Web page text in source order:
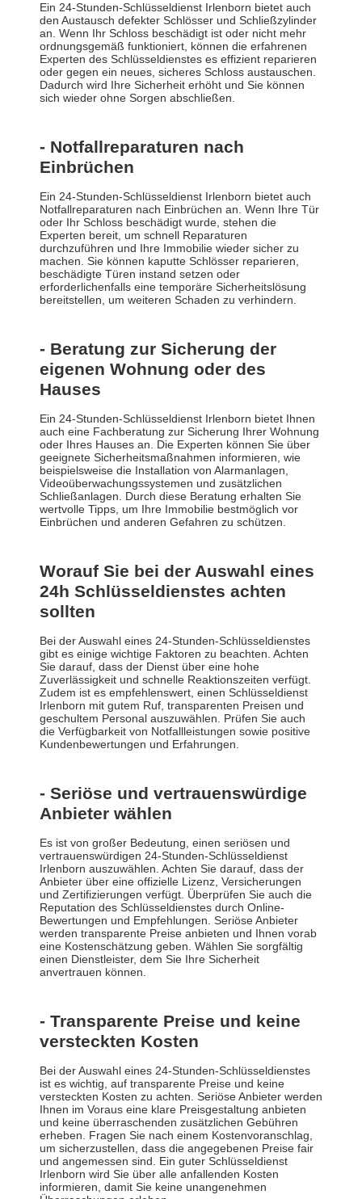
Ein 24-Stunden-Schlüsseldienst Irlenborn bietet auch
den Austausch defekter Schlösser und Schließzylinder
an. Wenn Ihr Schloss beschädigt ist oder nicht mehr
ordnungsgemäß funktioniert, können die erfahrenen
Experten des Schlüsseldienstes es effizient reparieren
oder gegen ein neues, sicheres Schloss austauschen.
Dadurch wird Ihre Sicherheit erhöht und Sie können
sich wieder ohne Sorgen abschließen.
- Notfallreparaturen nach
Einbrüchen
Ein 24-Stunden-Schlüsseldienst Irlenborn bietet auch
Notfallreparaturen nach Einbrüchen an. Wenn Ihre Tür
oder Ihr Schloss beschädigt wurde, stehen die
Experten bereit, um schnell Reparaturen
durchzuführen und Ihre Immobilie wieder sicher zu
machen. Sie können kaputte Schlösser reparieren,
beschädigte Türen instand setzen oder
erforderlichenfalls eine temporäre Sicherheitslösung
bereitstellen, um weiteren Schaden zu verhindern.
- Beratung zur Sicherung der
eigenen Wohnung oder des
Hauses
Ein 24-Stunden-Schlüsseldienst Irlenborn bietet Ihnen
auch eine Fachberatung zur Sicherung Ihrer Wohnung
oder Ihres Hauses an. Die Experten können Sie über
geeignete Sicherheitsmaßnahmen informieren, wie
beispielsweise die Installation von Alarmanlagen,
Videoüberwachungssystemen und zusätzlichen
Schließanlagen. Durch diese Beratung erhalten Sie
wertvolle Tipps, um Ihre Immobilie bestmöglich vor
Einbrüchen und anderen Gefahren zu schützen.
Worauf Sie bei der Auswahl eines
24h Schlüsseldienstes achten
sollten
Bei der Auswahl eines 24-Stunden-Schlüsseldienstes
gibt es einige wichtige Faktoren zu beachten. Achten
Sie darauf, dass der Dienst über eine hohe
Zuverlässigkeit und schnelle Reaktionszeiten verfügt.
Zudem ist es empfehlenswert, einen Schlüsseldienst
Irlenborn mit gutem Ruf, transparenten Preisen und
geschultem Personal auszuwählen. Prüfen Sie auch
die Verfügbarkeit von Notfallleistungen sowie positive
Kundenbewertungen und Erfahrungen.
- Seriöse und vertrauenswürdige
Anbieter wählen
Es ist von großer Bedeutung, einen seriösen und
vertrauenswürdigen 24-Stunden-Schlüsseldienst
Irlenborn auszuwählen. Achten Sie darauf, dass der
Anbieter über eine offizielle Lizenz, Versicherungen
und Zertifizierungen verfügt. Überprüfen Sie auch die
Reputation des Schlüsseldienstes durch Online-
Bewertungen und Empfehlungen. Seriöse Anbieter
werden transparente Preise anbieten und Ihnen vorab
eine Kostenschätzung geben. Wählen Sie sorgfältig
einen Dienstleister, dem Sie Ihre Sicherheit
anvertrauen können.
- Transparente Preise und keine
versteckten Kosten
Bei der Auswahl eines 24-Stunden-Schlüsseldienstes
ist es wichtig, auf transparente Preise und keine
versteckten Kosten zu achten. Seriöse Anbieter werden
Ihnen im Voraus eine klare Preisgestaltung anbieten
und keine überraschenden zusätzlichen Gebühren
erheben. Fragen Sie nach einem Kostenvoranschlag,
um sicherzustellen, dass die angegebenen Preise fair
und angemessen sind. Ein guter Schlüsseldienst
Irlenborn wird Sie über alle anfallenden Kosten
informieren, damit Sie keine unangenehmen